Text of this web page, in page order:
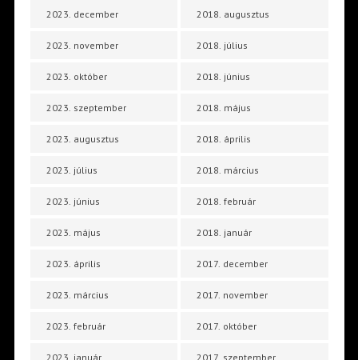
2023. december
2023. november
2023. október
2023. szeptember
2023. augusztus
2023. július
2023. június
2023. május
2023. április
2023. március
2023. február
2023. január
2018. augusztus
2018. július
2018. június
2018. május
2018. április
2018. március
2018. február
2018. január
2017. december
2017. november
2017. október
2017. szeptember